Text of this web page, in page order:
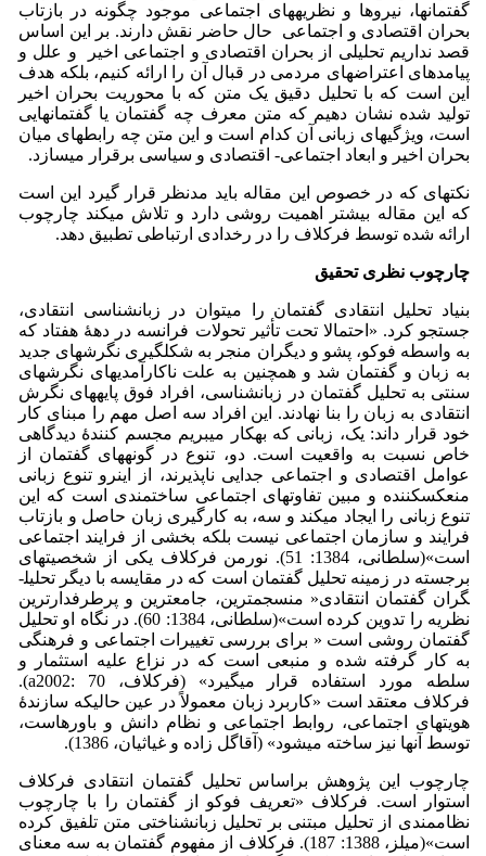
گفتمان­ها، نیروها و نظریه­های اجتماعی موجود چگونه در بازتاب
بحران اقتصادی و اجتماعی حال حاضر نقش دارند. بر این اساس
قصد نداریم تحلیلی از بحران اقتصادی و اجتماعی اخیر و علل و
پیامدهای اعتراض­های مردمی در قبال آن را ارائه کنیم، بلکه هدف
این است که با تحلیل دقیق یک متن که با محوریت بحران اخیر
تولید شده نشان دهیم که متن معرف چه گفتمان یا گفتمان­هایی
است، ویژگی­های زبانی آن کدام است و این متن چه رابطه­­ای میان
بحران اخیر و ابعاد اجتماعی- اقتصادی و سیاسی برقرار می­سازد.
نکته­ای که در خصوص این مقاله باید مدنظر قرار گیرد این است
که این مقاله بیشتر اهمیت روشی دارد و تلاش می­کند چارچوب
ارائه شده توسط فرکلاف را در رخدادی ارتباطی تطبیق دهد.
چارچوب نظری تحقیق
بنیاد تحلیل انتقادی گفتمان را می­توان در زبانشناسی انتقادی،
جستجو کرد. «احتمالا تحت تأثیر تحولات فرانسه در دهۀ هفتاد که
به واسطه فوکو، پشو و دیگران منجر به شکل­گیری نگرش­های جدید
به زبان و گفتمان شد و همچنین به علت ناکارآمدی­های نگرش­های
سنتی به تحلیل گفتمان در زبان­شناسی، افراد فوق پایه­های نگرش
انتقادی به زبان را بنا نهادند. این افراد سه اصل مهم را مبنای کار
خود قرار داند: یک، زبانی که به­کار می­بریم مجسم کنندۀ دیدگاهی
خاص نسبت به واقعیت است. دو، تنوع در گونه­های گفتمان از
عوامل اقتصادی و اجتماعی جدایی ناپذیرند، از این­رو تنوع زبانی
منعکس­کننده و مبین تفاوت­های اجتماعی ساختمندی است که این
تنوع زبانی را ایجاد می­کند و سه، به کارگیری زبان حاصل و بازتاب
فرایند و سازمان اجتماعی نیست بلکه بخشی از فرایند اجتماعی
است»(سلطانی، 1384: 51). نورمن فرکلاف یکی از شخصیت­های
برجسته در زمینه تحلیل گفتمان است که در مقایسه با دیگر تحلیل­
گران گفتمان انتقادی« منسجم­ترین، جامع­ترین و پرطرفدار­ترین
نظریه را تدوین کرده است»(سلطانی، 1384: 60). در نگاه او تحلیل
گفتمان روشی است « برای بررسی تغییرات اجتماعی و فرهنگی
به کار گرفته شده و منبعی است که در نزاع علیه استثمار و
سلطه مورد استفاده قرار می‏گیرد» (فرکلاف، a2002: 70).
فرکلاف معتقد است «کاربرد زبان معمولاً در عین حالی­که سازندۀ
هویت­های اجتماعی، روابط اجتماعی و نظام دانش و باورهاست،
توسط آنها نیز ساخته می‏شود» (آقاگل زاده و غیاثیان، 1386).
چارچوب این پژوهش براساس تحلیل گفتمان انتقادی فرکلاف
استوار است. فرکلاف «تعریف فوکو از گفتمان را با چارچوب
نظام­مندی از تحلیل مبتنی بر تحلیل زبان­شناختی متن تلفیق کرده
است»(میلز، 1388: 187). فرکلاف از مفهوم گفتمان به سه معنای